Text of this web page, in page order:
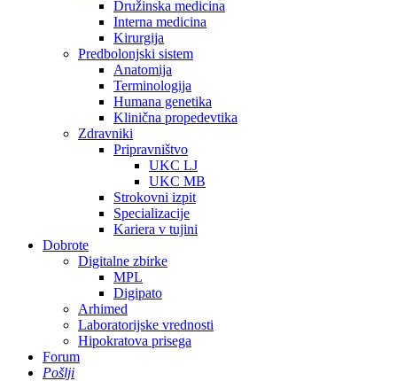
Družinska medicina
Interna medicina
Kirurgija
Predbolonjski sistem
Anatomija
Terminologija
Humana genetika
Klinična propedevtika
Zdravniki
Pripravništvo
UKC LJ
UKC MB
Strokovni izpit
Specializacije
Kariera v tujini
Dobrote
Digitalne zbirke
MPL
Digipato
Arhimed
Laboratorijske vrednosti
Hipokratova prisega
Forum
Pošlji